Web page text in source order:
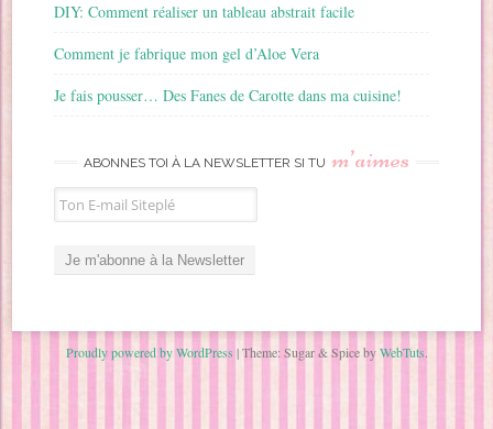
DIY: Comment réaliser un tableau abstrait facile
Comment je fabrique mon gel d’Aloe Vera
Je fais pousser… Des Fanes de Carotte dans ma cuisine!
ABONNES TOI À LA NEWSLETTER SI TU m’aimes
Proudly powered by WordPress |Theme: Sugar & Spice byWebTuts.